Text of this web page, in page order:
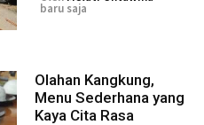
baru saja
Olahan Kangkung,
Menu Sederhana yang
Kaya Cita Rasa